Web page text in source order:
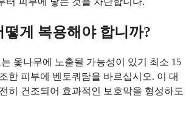
떻게 복용해야 합니까?
옻나무에 노출될 가능성이 있기 최소 15
한 피부에 벤토쿼탐을 바르십시오. 이 대
히 건조되어 효과적인 보호막을 형성하도